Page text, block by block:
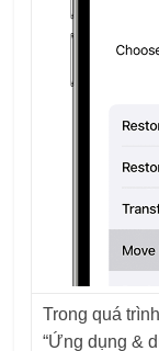
Trong quá
“Ứng dụng &